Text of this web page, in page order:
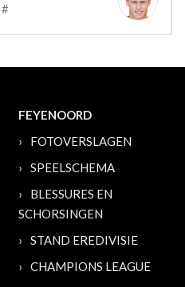
#
FEYENOORD
FOTOVERSLAGEN
SPEELSCHEMA
BLESSURES EN
SCHORSINGEN
STAND EREDIVISIE
CHAMPIONS LEAGUE